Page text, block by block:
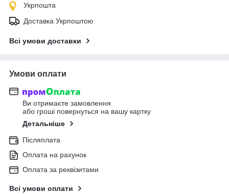
Укрпошта
Доставка Укрпоштою
Всі умови доставки
Умови оплати
Ви отримаєте замовлення
або гроші повернуться на вашу картку
Детальніше
Післяплата
Оплата на рахунок
Оплата за реквізитами
Всі умови оплати